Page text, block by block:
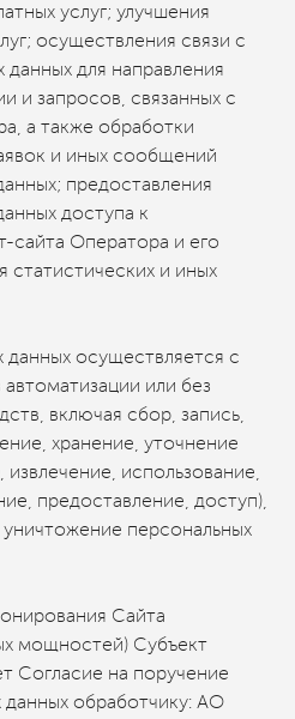
услуг; улучшения
осуществления связи с
для направления
и запросов, связанных с
а также обработки
и иных сообщений
предоставления
доступа к
сайта Оператора и его
статистических и иных
осуществляется с
или без
включая сбор, запись,
хранение, уточнение
использование,
предоставление, доступ),
персональных
Сайта
мощностей) Субъект
Согласие на поручение
обработчику: АО